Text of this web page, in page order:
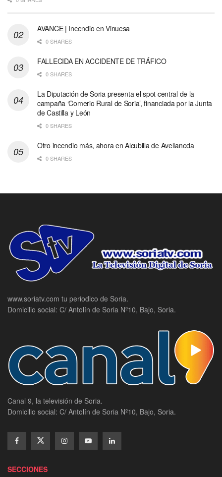
AVANCE | Incendio en Vinuesa
0 SHARES
FALLECIDA EN ACCIDENTE DE TRÁFICO
0 SHARES
La Diputación de Soria presenta el spot central de la
campaña ‘Comerio Rural de Soria’, financiada por la Junta
de Castilla y León
0 SHARES
Otro incendio más, ahora en Alcubilla de Avellaneda
0 SHARES
www.soriatv.com tu periodico de Soria.
Domicilio social: C/ Antolín de Soria Nº10, Bajo, Soria.
Canal 9, la televisión de Soria.
Domicilio social: C/ Antolín de Soria Nº10, Bajo, Soria.
SECCIONES